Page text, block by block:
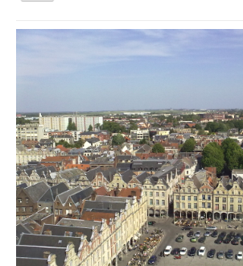
la
Vous êtes ici :
Accueil
Une chouette Nuit à Cité Nature
Activités tout public
Animations et éducation
Accompagnement du territoire et
Espace Info Energie
Guide Nature Patrimoine Volontaire
Centre de Ressources du Territoire (CRT)